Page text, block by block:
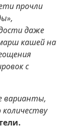
прочли
даже
кашей на
с
варианты,
количеству